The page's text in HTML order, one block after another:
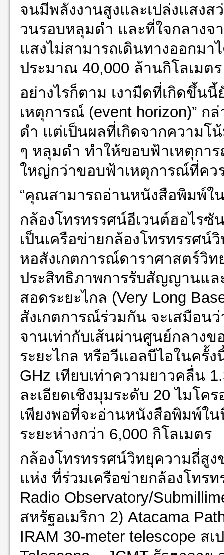
จนมีพลังงานสูงและเปล่งแสง
วนรอบหลุมดำ และที่ใจกลาง
แสงไม่สามารถเดินทางออกมา
ประมาณ 40,000 ล้านกิโลเมตร
อย่างไรก็ตาม เงามืดที่เกิดขึ้น
เหตุการณ์ (event horizon)”
ดำ แต่เป็นผลที่เกิดจากความโ
ๆ หลุมดำ ทำให้ขอบฟ้าเหตุกา
ใหญ่กว่าขอบฟ้าเหตุการณ์ที่ควร
“คุณสามารถอ่านหนังสือพิมพ์ใ
กล้องโทรทรรศน์อีเวนต์ฮอไรซั
เป็นเครือข่ายกล้องโทรทรรศน์
หอสังเกตการณ์ดาราศาสตร์วิ
ประสิทธิภาพการรับสัญญานแล
สอดระยะไกล (Very Long
สังเกตการณ์ร่วมกัน จะเสมือ
จานเท่ากับเส้นผ่านศูนย์กลาง
ระยะไกล หรือวีแอลบีไอในครั้
GHz เทียบเท่าความยาวคลื่น
ละเอียดเชิงมุมระดับ 20 ไมโค
เพียงพอที่จะอ่านหนังสือพิมพ์ใ
ระยะห่างกว่า 6,000 กิโลเมตร
กล้องโทรทรรศน์วิทยุความถี่สู
แห่ง ที่ร่วมเครือข่ายกล้องโทร
Radio Observatory/
สหรัฐอเมริกา 2) Atacama
IRAM 30-meter telescope ส